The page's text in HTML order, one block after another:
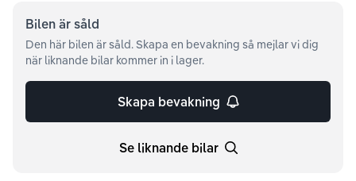
Bilen är såld
Den här bilen är såld. Skapa en bevakning så mejlar vi dig
när liknande bilar kommer in i lager.
Skapa bevakning
Se liknande bilar